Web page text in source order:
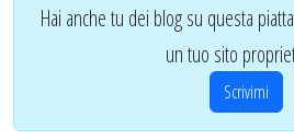
Hai anche tu dei blog su questa
un tuo sito
Scrivimi